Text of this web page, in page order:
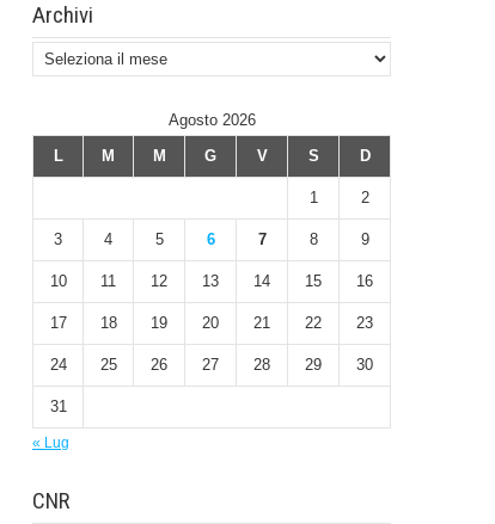
Archivi
Archivi
Agosto 2026
L
M M G V S D
1 2
3 4 5 6 7 8 9
10 11 12 13 14 15 16
17 18 19 20 21 22 23
24 25 26 27 28 29 30
31
« Lug
CNR